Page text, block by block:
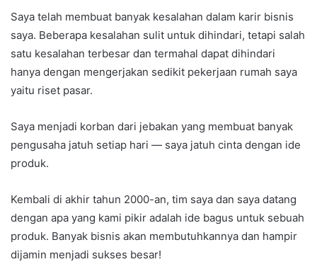
Saya telah membuat banyak kesalahan dalam karir bisnis
saya. Beberapa kesalahan sulit untuk dihindari, tetapi salah
satu kesalahan terbesar dan termahal dapat dihindari
hanya dengan mengerjakan sedikit pekerjaan rumah saya
yaitu riset pasar.
Saya menjadi korban dari jebakan yang membuat banyak
pengusaha jatuh setiap hari — saya jatuh cinta dengan ide
produk.
Kembali di akhir tahun 2000-an, tim saya dan saya datang
dengan apa yang kami pikir adalah ide bagus untuk sebuah
produk. Banyak bisnis akan membutuhkannya dan hampir
dijamin menjadi sukses besar!